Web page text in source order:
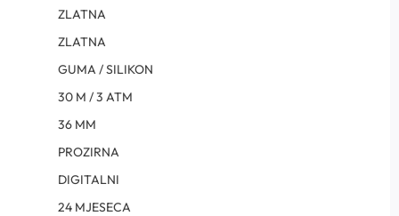
ZLATNA
ZLATNA
GUMA / SILIKON
30 M / 3 ATM
36 MM
PROZIRNA
DIGITALNI
24 MJESECA